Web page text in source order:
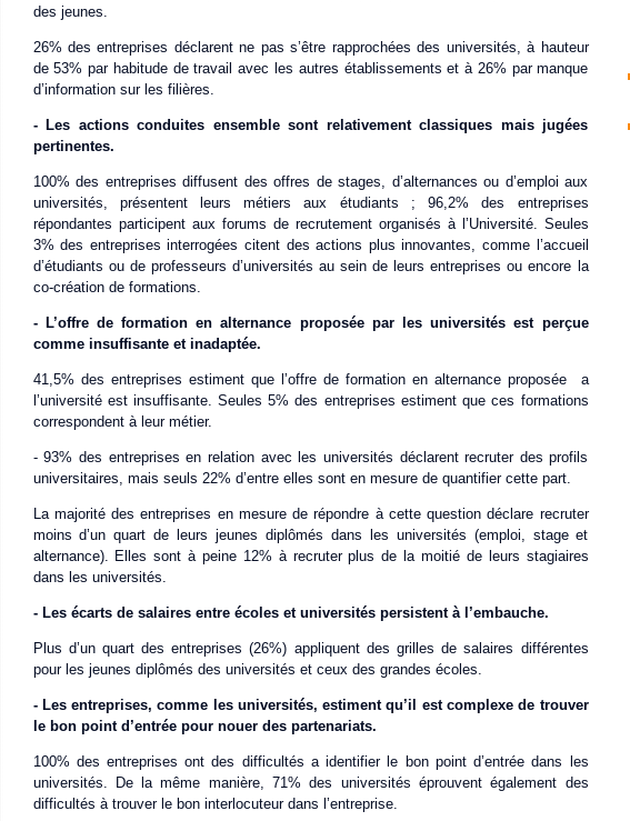
des jeunes.
26% des entreprises déclarent ne pas s’être rapprochées des universités, à hauteur
de 53% par habitude de travail avec les autres établissements et à 26% par manque
d’information sur les filières.
‐ Les actions conduites ensemble sont relativement classiques mais jugées
pertinentes.
100% des entreprises diffusent des offres de stages, d’alternances ou d’emploi aux
universités, présentent leurs métiers aux étudiants ; 96,2% des entreprises
répondantes participent aux forums de recrutement organisés à l’Université. Seules
3% des entreprises interrogées citent des actions plus innovantes, comme l’accueil
d’étudiants ou de professeurs d’universités au sein de leurs entreprises ou encore la
co‐création de formations.
‐ L’offre de formation en alternance proposée par les universités est perçue
comme insuffisante et inadaptée.
41,5% des entreprises estiment que l’offre de formation en alternance proposée a
l’université est insuffisante. Seules 5% des entreprises estiment que ces formations
correspondent à leur métier.
‐ 93% des entreprises en relation avec les universités déclarent recruter des profils
universitaires, mais seuls 22% d’entre elles sont en mesure de quantifier cette part.
La majorité des entreprises en mesure de répondre à cette question déclare recruter
moins d’un quart de leurs jeunes diplômés dans les universités (emploi, stage et
alternance). Elles sont à peine 12% à recruter plus de la moitié de leurs stagiaires
dans les universités.
‐ Les écarts de salaires entre écoles et universités persistent à l’embauche.
Plus d’un quart des entreprises (26%) appliquent des grilles de salaires différentes
pour les jeunes diplômés des universités et ceux des grandes écoles.
‐ Les entreprises, comme les universités, estiment qu’il est complexe de trouver
le bon point d’entrée pour nouer des partenariats.
100% des entreprises ont des difficultés a identifier le bon point d’entrée dans les
universités. De la même manière, 71% des universités éprouvent également des
difficultés à trouver le bon interlocuteur dans l’entreprise.